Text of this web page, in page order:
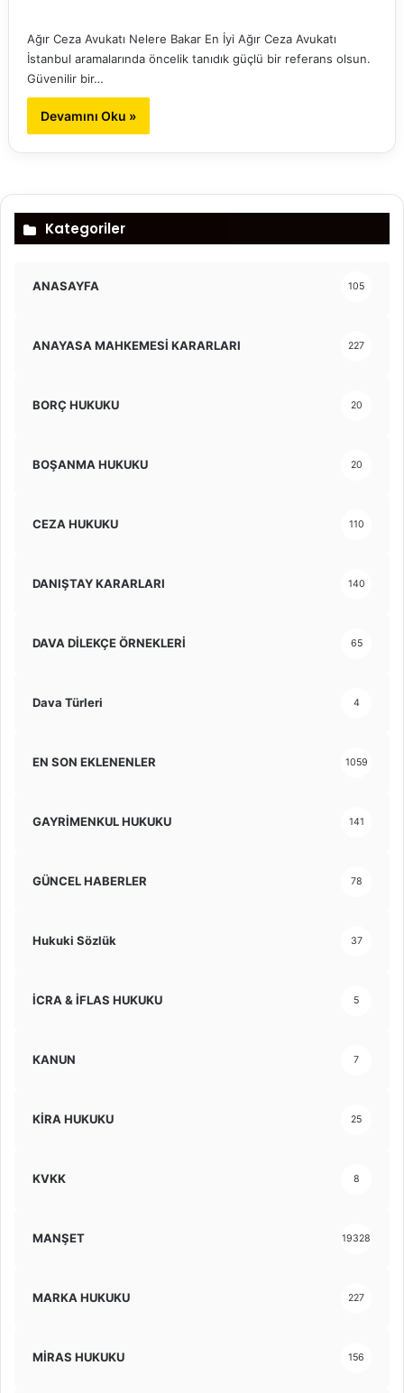
Ağır Ceza Avukatı Nelere Bakar En İyi Ağır Ceza Avukatı
İstanbul aramalarında öncelik tanıdık güçlü bir referans olsun.
Güvenilir bir…
Devamını Oku »
Kategoriler
ANASAYFA 105
ANAYASA MAHKEMESİ KARARLARI 227
BORÇ HUKUKU 20
BOŞANMA HUKUKU 20
CEZA HUKUKU 110
DANIŞTAY KARARLARI 140
DAVA DİLEKÇE ÖRNEKLERİ 65
Dava Türleri 4
EN SON EKLENENLER 1059
GAYRİMENKUL HUKUKU 141
GÜNCEL HABERLER 78
Hukuki Sözlük 37
İCRA & İFLAS HUKUKU 5
KANUN 7
KİRA HUKUKU 25
KVKK 8
MANŞET 19328
MARKA HUKUKU 227
MİRAS HUKUKU 156